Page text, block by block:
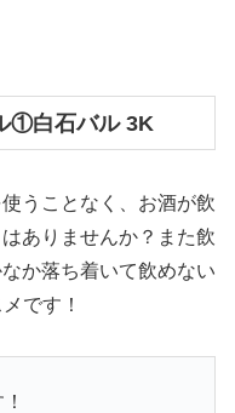
①白石バル 3K
うことなく、お酒が飲
ありませんか？また飲
か落ち着いて飲めない
です！